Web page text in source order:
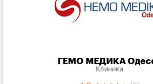
ГЕМО МЕДИКА
Клиники